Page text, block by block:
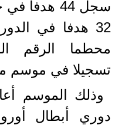
سجل 44
32 هدفا في
محطما الرقم
تسجيلا في موسم من 38
وذلك الموسم
دوري أبطال